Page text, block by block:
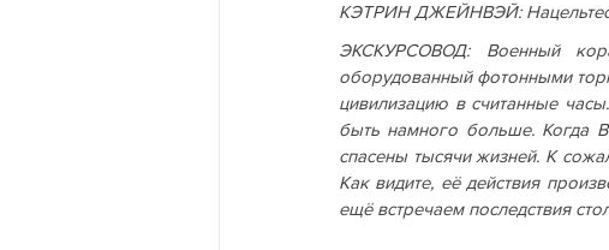
КЭТРИН ДЖЕЙНВЭЙ:
ЭКСКУРСОВОД: Военный
оборудованный фотонными
цивилизацию в считанные
быть намного больше. Когда
спасены тысячи жизней. К
Как видите, её действия
ещё встречаем последствия